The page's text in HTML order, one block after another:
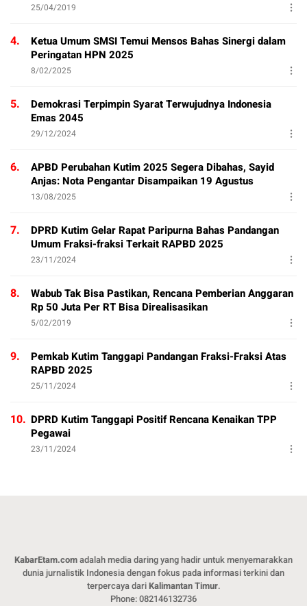
25/04/2019
4.
Ketua Umum SMSI Temui Mensos Bahas Sinergi dalam
Peringatan HPN 2025
8/02/2025
5.
Demokrasi Terpimpin Syarat Terwujudnya Indonesia
Emas 2045
29/12/2024
6.
APBD Perubahan Kutim 2025 Segera Dibahas, Sayid
Anjas: Nota Pengantar Disampaikan 19 Agustus
13/08/2025
7.
DPRD Kutim Gelar Rapat Paripurna Bahas Pandangan
Umum Fraksi-fraksi Terkait RAPBD 2025
23/11/2024
8.
Wabub Tak Bisa Pastikan, Rencana Pemberian Anggaran
Rp 50 Juta Per RT Bisa Direalisasikan
5/02/2019
9.
Pemkab Kutim Tanggapi Pandangan Fraksi-Fraksi Atas
RAPBD 2025
25/11/2024
10. DPRD Kutim Tanggapi Positif Rencana Kenaikan TPP
Pegawai
23/11/2024
KabarEtam.comadalah media daring yang hadir untuk menyemarakkan
dunia jurnalistik Indonesia dengan fokus pada informasi terkini dan
terpercaya dariKalimantan Timur.
Phone: 082146132736